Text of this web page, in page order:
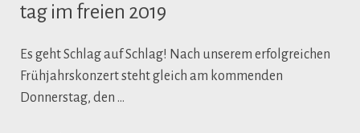
tag im freien 2019
Es geht Schlag auf Schlag! Nach unserem erfolgreichen
Frühjahrskonzert steht gleich am kommenden
Donnerstag, den …